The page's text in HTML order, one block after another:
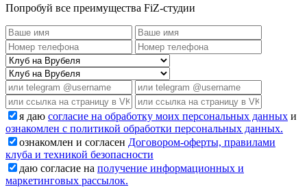
Попробуй все преимущества FiZ-студии
я даю согласие на обработку моих персональных данных и
ознакомлен с политикой обработки персональных данных.
ознакомлен и согласен Договором-оферты, правилами
клуба и техникой безопасности
даю согласие на получение информационных и
маркетинговых рассылок.